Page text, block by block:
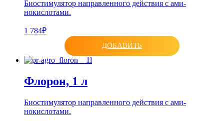
Биостимулятор направленного действия с ами­
нокислотами.
1 784₽
ДОБАВИТЬ
Флорон, 1 л
Биостимулятор направленного действия с ами­
нокислотами.